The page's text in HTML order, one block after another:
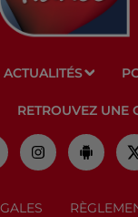
ACTUALITÉS
RETROUVEZ UNE